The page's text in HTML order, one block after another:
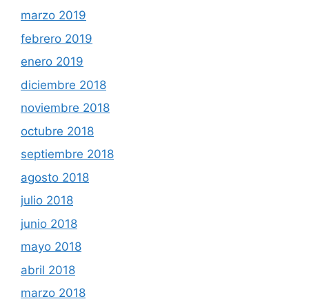
marzo 2019
febrero 2019
enero 2019
diciembre 2018
noviembre 2018
octubre 2018
septiembre 2018
agosto 2018
julio 2018
junio 2018
mayo 2018
abril 2018
marzo 2018